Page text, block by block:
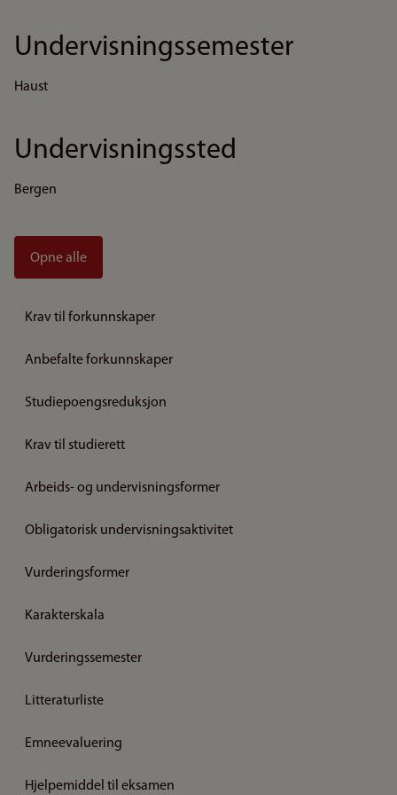
Undervisningssemester
Haust
Undervisningssted
Bergen
Opne alle
Krav til forkunnskaper
Anbefalte forkunnskaper
Studiepoengsreduksjon
Krav til studierett
Arbeids- og undervisningsformer
Obligatorisk undervisningsaktivitet
Vurderingsformer
Karakterskala
Vurderingssemester
Litteraturliste
Emneevaluering
Hjelpemiddel til eksamen